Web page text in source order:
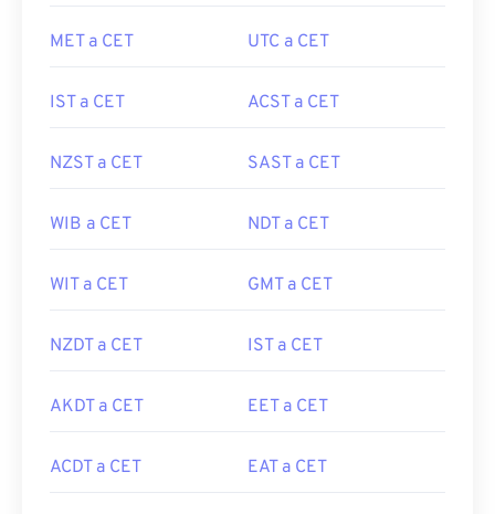
MET a CET UTC a CET
IST a CET ACST a CET
NZST a CET SAST a CET
WIB a CET NDT a CET
WIT a CET GMT a CET
NZDT a CET IST a CET
AKDT a CET EET a CET
ACDT a CET EAT a CET